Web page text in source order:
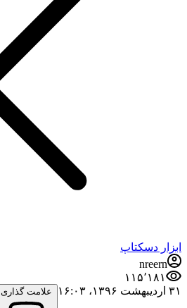
ابزار دسکتاپ
nreern
۱۱۵٬۱۸۱
۳۱ اردیبهشت ۱۳۹۶،‏ ۱۶:۰۳
علامت گذاری